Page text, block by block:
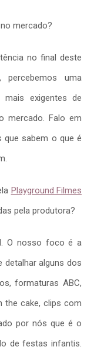
mercado?
no final deste
uma
mais exigentes de
mercado. Falo em
que sabem o que é
Playground Filmes
pela produtora?
O nosso foco é a
detalhar alguns dos
formaturas ABC,
the cake, clips com
por nós que é o
de festas infantis.